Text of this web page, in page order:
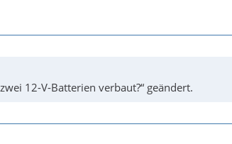
12-V-Batterien verbaut?“ geändert.